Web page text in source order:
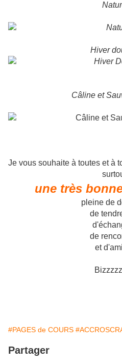
Hiver
Câline et
Je vous souhaite à toutes et à
une très
pleine de
de
de
et
#PAGES de COURS
Partager